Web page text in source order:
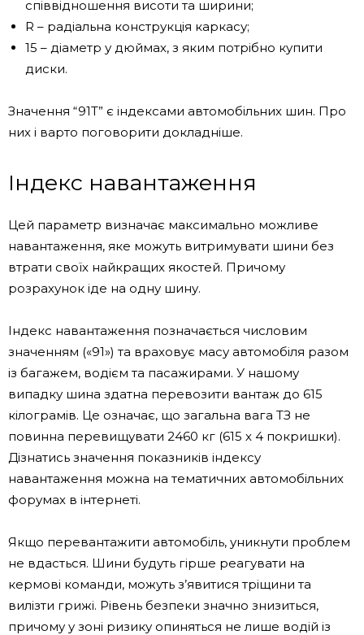
співвідношення висоти та ширини;
R – радіальна конструкція каркасу;
15 – діаметр у дюймах, з яким потрібно купити
диски.
Значення “91T” є індексами автомобільних шин. Про
них і варто поговорити докладніше.
Індекс навантаження
Цей параметр визначає максимально можливе
навантаження, яке можуть витримувати шини без
втрати своїх найкращих якостей. Причому
розрахунок іде на одну шину.
Індекс навантаження позначається числовим
значенням («91») та враховує масу автомобіля разом
із багажем, водієм та пасажирами. У нашому
випадку шина здатна перевозити вантаж до 615
кілограмів. Це означає, що загальна вага ТЗ не
повинна перевищувати 2460 кг (615 х 4 покришки).
Дізнатись значення показників індексу
навантаження можна на тематичних автомобільних
форумах в інтернеті.
Якщо перевантажити автомобіль, уникнути проблем
не вдасться. Шини будуть гірше реагувати на
кермові команди, можуть з’явитися тріщини та
вилізти грижі. Рівень безпеки значно знизиться,
причому у зоні ризику опиняться не лише водій із